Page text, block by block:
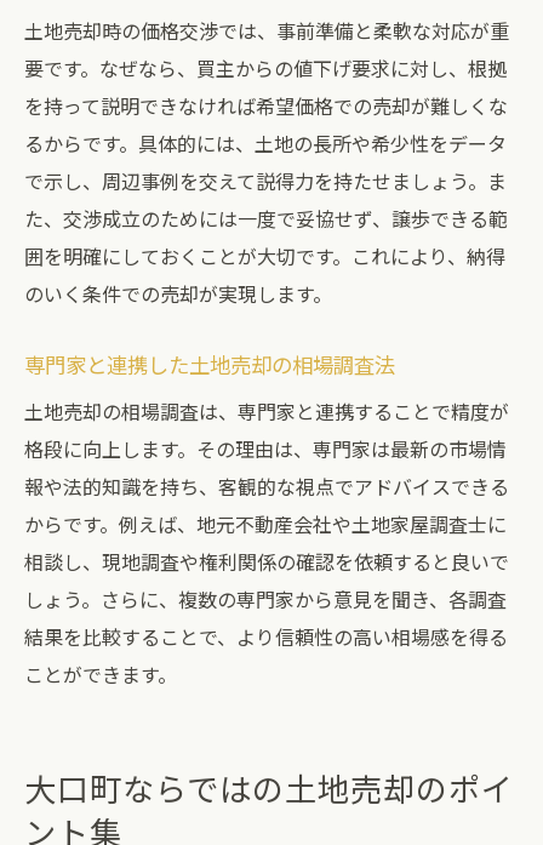
土地売却時の価格交渉では、事前準備と柔軟な対応が重
要です。なぜなら、買主からの値下げ要求に対し、根拠
を持って説明できなければ希望価格での売却が難しくな
るからです。具体的には、土地の長所や希少性をデータ
で示し、周辺事例を交えて説得力を持たせましょう。ま
た、交渉成立のためには一度で妥協せず、譲歩できる範
囲を明確にしておくことが大切です。これにより、納得
のいく条件での売却が実現します。
専門家と連携した土地売却の相場調査法
土地売却の相場調査は、専門家と連携することで精度が
格段に向上します。その理由は、専門家は最新の市場情
報や法的知識を持ち、客観的な視点でアドバイスできる
からです。例えば、地元不動産会社や土地家屋調査士に
相談し、現地調査や権利関係の確認を依頼すると良いで
しょう。さらに、複数の専門家から意見を聞き、各調査
結果を比較することで、より信頼性の高い相場感を得る
ことができます。
大口町ならではの土地売却のポイ
ント集